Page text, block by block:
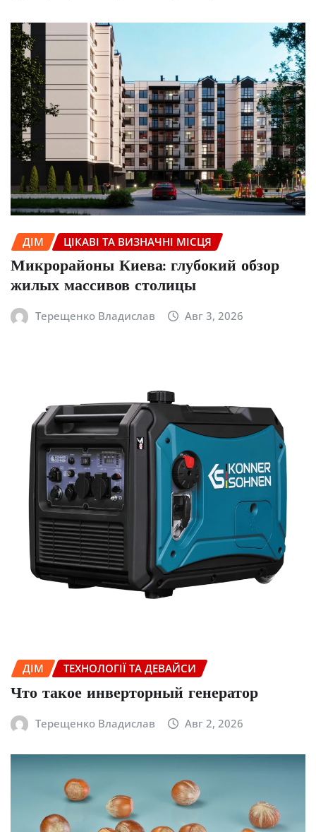
ДІМ ЦІКАВІ ТА ВИЗНАЧНІ МІСЦЯ
Микрорайоны Киева: глубокий обзор
жилых массивов столицы
Терещенко Владислав Авг 3, 2026
ДІМ ТЕХНОЛОГІЇ ТА ДЕВАЙСИ
Что такое инверторный генератор
Терещенко Владислав Авг 2, 2026